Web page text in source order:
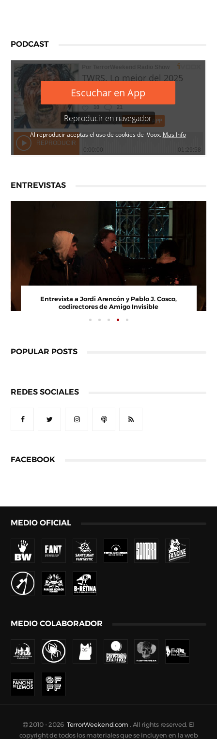
PODCAST
ENTREVISTAS
Entrevista a
Paco Arasanz, director y guionista de
Veremos Esta Noche, Mi Amor
POPULAR POSTS
REDES SOCIALES
FACEBOOK
MEDIO OFICIAL
MEDIO COLABORADOR
2010 -2026 TerrorWeekend.com
. All rights reserved. El
copyright de todos los materiales que se incluyen en la web